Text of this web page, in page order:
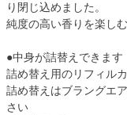
り閉じ込めました。
純度の高い香りを楽し
●中身が詰替えできます
詰め替え用のリフィル
詰め替えはブラングエ
さい